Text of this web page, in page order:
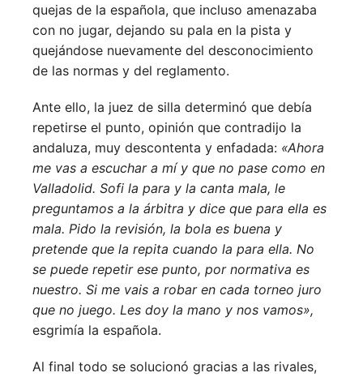
quejas de la española, que incluso amenazaba
con no jugar, dejando su pala en la pista y
quejándose nuevamente del desconocimiento
de las normas y del reglamento.
Ante ello, la juez de silla determinó que debía
repetirse el punto, opinión que contradijo la
andaluza, muy descontenta y enfadada: «Ahora
me vas a escuchar a mí y que no pase como en
Valladolid. Sofi la para y la canta mala, le
preguntamos a la árbitra y dice que para ella es
mala. Pido la revisión, la bola es buena y
pretende que la repita cuando la para ella. No
se puede repetir ese punto, por normativa es
nuestro. Si me vais a robar en cada torneo juro
que no juego. Les doy la mano y nos vamos»,
esgrimía la española.
Al final todo se solucionó gracias a las rivales,